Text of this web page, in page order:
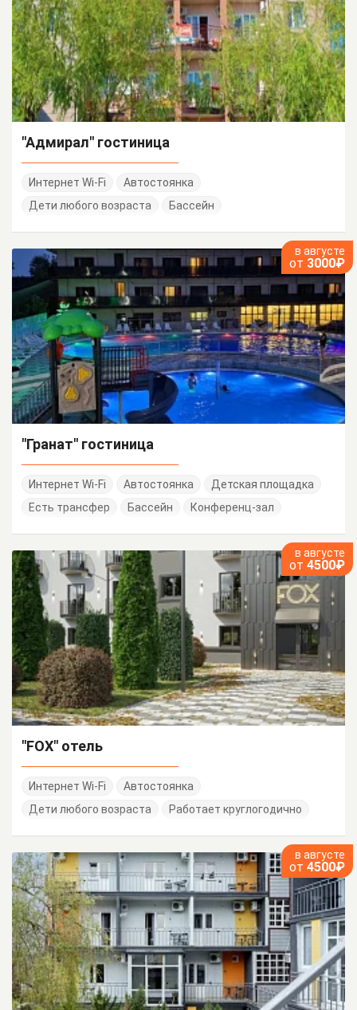
"Адмирал" гостиница
Интернет Wi-Fi
Автостоянка
Дети любого возраста
Бассейн
в августе
от 3000₽
"Гранат" гостиница
Интернет Wi-Fi Автостоянка
Детская площадка
Есть трансфер
Бассейн Конференц-зал
в августе
от 4500₽
"FOX" отель
Интернет Wi-Fi
Автостоянка
Дети любого возраста
Работает круглогодично
в августе
от 4500₽